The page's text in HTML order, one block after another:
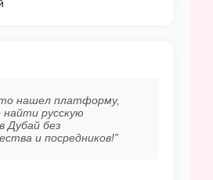
нашел платформу,
русскую
Дубай без
и посредников!”